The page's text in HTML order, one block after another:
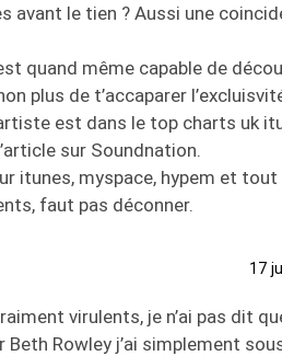
avant le tien ? Aussi une
quand même capable de
plus de t’accaparer
est dans le top charts uk
sur Soundnation.
itunes, myspace, hypem et
faut pas déconner.
17
virulents, je n’ai pas dit
Rowley j’ai simplement